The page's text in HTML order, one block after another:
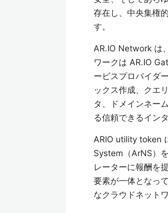
存在し、中央集権
す。
AR.IO Network は
ワークは AR.IO
ービスプロバイダ
ックス作成、クエ
タ、ドメインネー
る信頼できるイン
ARIO utility token
System（ArNS）
レーターに報酬を
要素が一体となっ
なクラウドネット